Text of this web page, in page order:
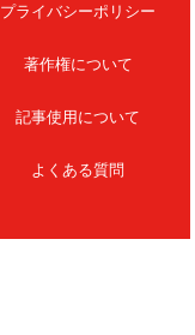
プライバシーポリシー
著作権について
記事使用について
よくある質問